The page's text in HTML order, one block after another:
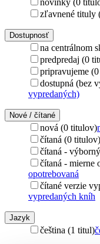
zľavnené tituly
Dostupnosť
na centrálnom
predpredaj (0
pripravujeme
dostupná (bez
vypredaných)
Nové / čítané
nová (0 titulov)
čítaná (0 titulov)
čítaná -
čítaná - mierne
opotrebovaná
čítané verzie
vypredaných kníh
Jazyk
čeština (1 titul)